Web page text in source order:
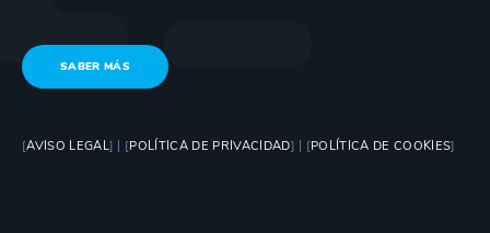
SABER MÁS
[AVISO LEGAL] | [POLÍTICA DE PRIVACIDAD] | [POLÍTICA DE COOKIES]